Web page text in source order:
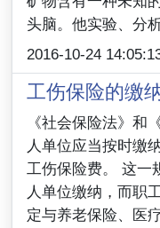
头脑。他实验、分
2016-10-24
工伤保险的缴
《社会保险法》和
人单位应当按时缴
工伤保险费。 这一
人单位缴纳，而职
定与养老保险、医